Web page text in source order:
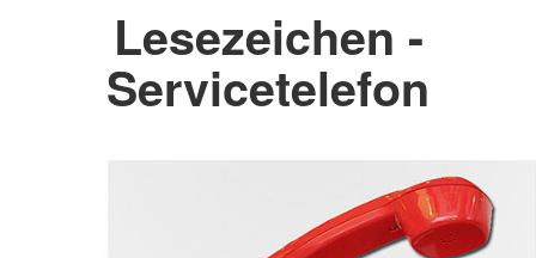
Lesezeichen -
Servicetelefon